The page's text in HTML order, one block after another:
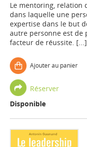
Le mentoring, relation
dans laquelle une
expertise dans le but
autre personne est de
facteur de réussite. [...]
Ajouter au panier
Réserver
Disponible